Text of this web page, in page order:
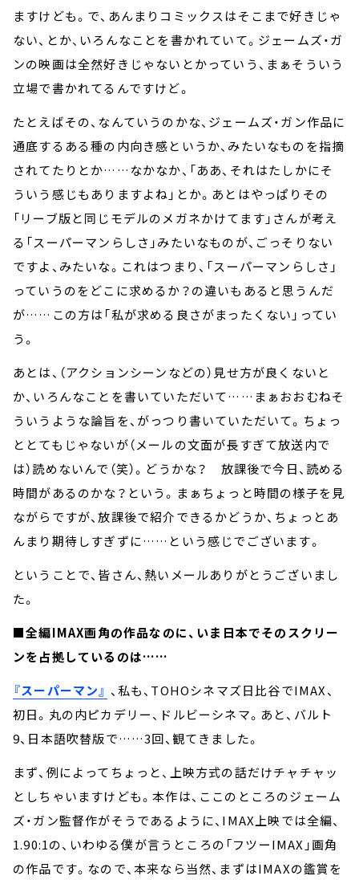
ますけども。で、あんまりコミックスはそこまで好きじゃ
ない、とか、いろんなことを書かれていて。ジェームズ・ガ
ンの映画は全然好きじゃないとかっていう、まぁそういう
立場で書かれてるんですけど。
たとえばその、なんていうのかな、ジェームズ・ガン作品に
通底するある種の内向き感というか、みたいなものを指摘
されてたりとか……なかなか、「ああ、それはたしかにそ
ういう感じもありますよね」とか。あとはやっぱりその
「リーブ版と同じモデルのメガネかけてます」さんが考え
る「スーパーマンらしさ」みたいなものが、ごっそりない
ですよ、みたいな。これはつまり、「スーパーマンらしさ」
っていうのをどこに求めるか？の違いもあると思うんだ
が……この方は「私が求める良さがまったくない」ってい
う。
あとは、（アクションシーンなどの）見せ方が良くないと
か、いろんなことを書いていただいて……まぁおおむねそ
ういうような論旨を、がっつり書いていただいて。ちょっ
ととてもじゃないが（メールの文面が長すぎて放送内で
は）読めないんで（笑）。どうかな？ 放課後で今日、読める
時間があるのかな？という。まぁちょっと時間の様子を見
ながらですが、放課後で紹介できるかどうか、ちょっとあ
んまり期待しすぎずに……という感じでございます。
ということで、皆さん、熱いメールありがとうございまし
た。
■全編IMAX画角の作品なのに、いま日本でそのスクリー
ンを占拠しているのは……
『スーパーマン』 、私も、TOHOシネマズ日比谷でIMAX、
初日。丸の内ピカデリー、ドルビーシネマ。あと、バルト
9、日本語吹替版で……3回、観てきました。
まず、例によってちょっと、上映方式の話だけチャチャッ
としちゃいますけども。本作は、ここのところのジェーム
ズ・ガン監督作がそうであるように、IMAX上映では全編、
1.90:1の、いわゆる僕が言うところの「フツーIMAX」画角
の作品です。なので、本来なら当然、まずはIMAXの鑑賞を